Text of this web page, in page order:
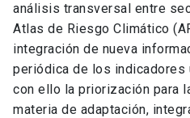
análisis transversal entre
Atlas de Riesgo Climático
integración de nueva
periódica de los
con ello la priorización para
materia de adaptación,